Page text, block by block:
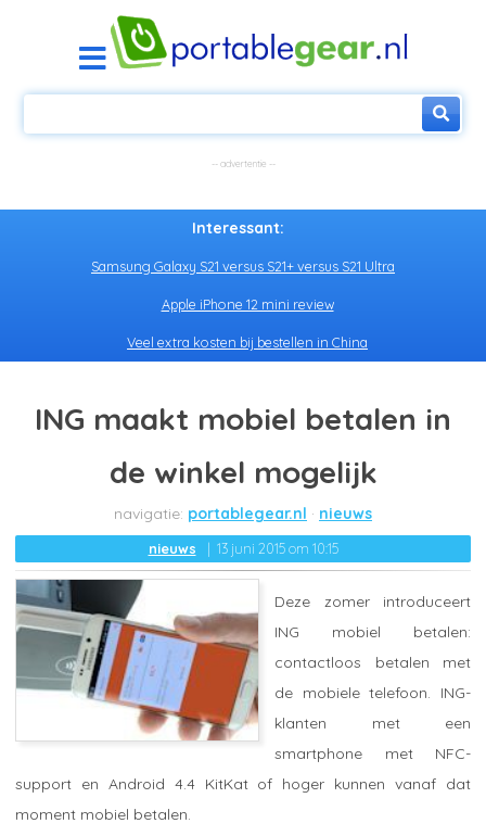
Interessant:
Samsung Galaxy S21 versus S21+ versus S21 Ultra
Apple iPhone 12 mini review
Veel extra kosten bij bestellen in China
ING maakt mobiel betalen in
de winkel mogelijk
portablegear.nl nieuws
nieuws 13 juni 2015 om 10:15
Deze zomer introduceert
ING mobiel betalen:
contactloos betalen met
de mobiele telefoon. ING-
klanten met een
smartphone met NFC-
support en Android 4.4 KitKat of hoger kunnen vanaf dat
moment mobiel betalen.